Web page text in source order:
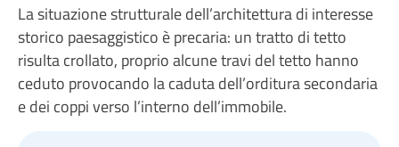
La situazione strutturale dell’architettura di interesse
storico paesaggistico è precaria: un tratto di tetto
risulta crollato, proprio alcune travi del tetto hanno
ceduto provocando la caduta dell’orditura secondaria
e dei coppi verso l’interno dell’immobile.